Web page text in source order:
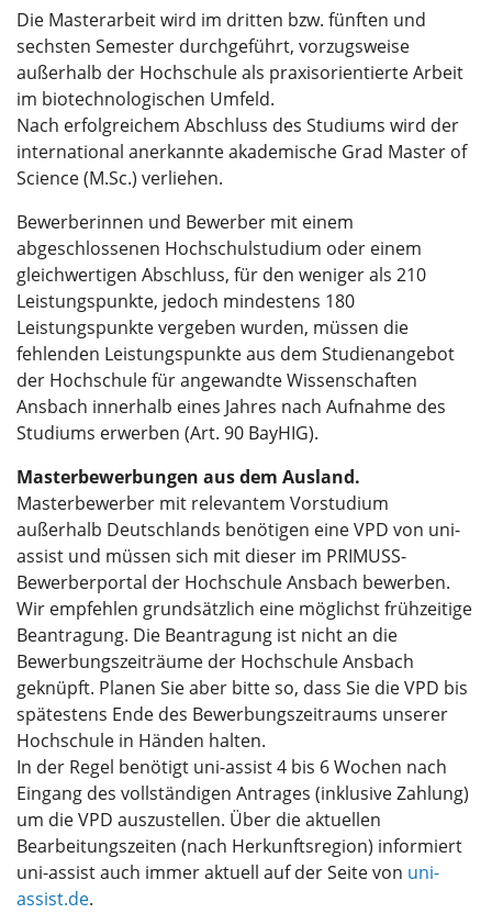
Die Masterarbeit wird im dritten bzw. fünften und
sechsten Semester durchgeführt, vorzugsweise
außerhalb der Hochschule als praxisorientierte Arbeit
im biotechnologischen Umfeld.
Nach erfolgreichem Abschluss des Studiums wird der
international anerkannte akademische Grad Master of
Science (M.Sc.) verliehen.
Bewerberinnen und Bewerber mit einem
abgeschlossenen Hochschulstudium oder einem
gleichwertigen Abschluss, für den weniger als 210
Leistungspunkte, jedoch mindestens 180
Leistungspunkte vergeben wurden, müssen die
fehlenden Leistungspunkte aus dem Studienangebot
der Hochschule für angewandte Wissenschaften
Ansbach innerhalb eines Jahres nach Aufnahme des
Studiums erwerben (Art. 90 BayHIG).
Masterbewerbungen aus dem Ausland.
Masterbewerber mit relevantem Vorstudium
außerhalb Deutschlands benötigen eine VPD von uni-
assist und müssen sich mit dieser im PRIMUSS-
Bewerberportal der Hochschule Ansbach bewerben.
Wir empfehlen grundsätzlich eine möglichst frühzeitige
Beantragung. Die Beantragung ist nicht an die
Bewerbungszeiträume der Hochschule Ansbach
geknüpft. Planen Sie aber bitte so, dass Sie die VPD bis
spätestens Ende des Bewerbungszeitraums unserer
Hochschule in Händen halten.
In der Regel benötigt uni-assist 4 bis 6 Wochen nach
Eingang des vollständigen Antrages (inklusive Zahlung)
um die VPD auszustellen. Über die aktuellen
Bearbeitungszeiten (nach Herkunftsregion) informiert
uni-assist auch immer aktuell auf der Seite von uni-
assist.de.